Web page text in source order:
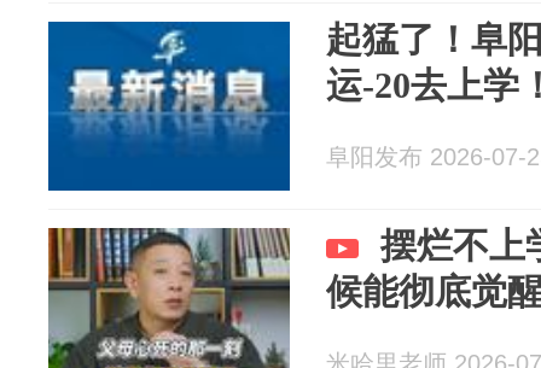
起猛了！阜
运-20去上学
阜阳发布 2026-07-
摆烂不上
候能彻底觉